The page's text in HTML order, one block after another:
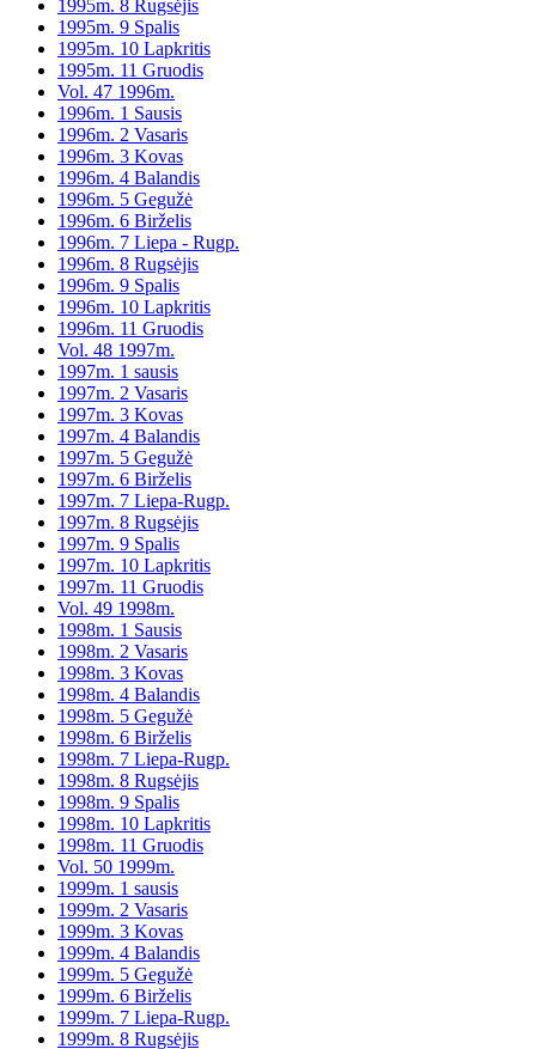
1995m. 8 Rugsėjis
1995m. 9 Spalis
1995m. 10 Lapkritis
1995m. 11 Gruodis
Vol. 47 1996m.
1996m. 1 Sausis
1996m. 2 Vasaris
1996m. 3 Kovas
1996m. 4 Balandis
1996m. 5 Gegužė
1996m. 6 Birželis
1996m. 7 Liepa - Rugp.
1996m. 8 Rugsėjis
1996m. 9 Spalis
1996m. 10 Lapkritis
1996m. 11 Gruodis
Vol. 48 1997m.
1997m. 1 sausis
1997m. 2 Vasaris
1997m. 3 Kovas
1997m. 4 Balandis
1997m. 5 Gegužė
1997m. 6 Birželis
1997m. 7 Liepa-Rugp.
1997m. 8 Rugsėjis
1997m. 9 Spalis
1997m. 10 Lapkritis
1997m. 11 Gruodis
Vol. 49 1998m.
1998m. 1 Sausis
1998m. 2 Vasaris
1998m. 3 Kovas
1998m. 4 Balandis
1998m. 5 Gegužė
1998m. 6 Birželis
1998m. 7 Liepa-Rugp.
1998m. 8 Rugsėjis
1998m. 9 Spalis
1998m. 10 Lapkritis
1998m. 11 Gruodis
Vol. 50 1999m.
1999m. 1 sausis
1999m. 2 Vasaris
1999m. 3 Kovas
1999m. 4 Balandis
1999m. 5 Gegužė
1999m. 6 Birželis
1999m. 7 Liepa-Rugp.
1999m. 8 Rugsėjis